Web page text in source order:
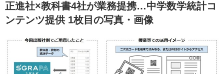
正進社×教科書4社が業務提携…中学数学統計コ
ンテンツ提供 1枚目の写真・画像